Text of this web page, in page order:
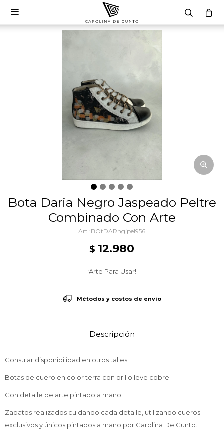

Bota Daria Negro Jaspeado Peltre
Combinado Con Arte
BOtDARngjpel956
$ 12.980
¡Arte Para Usar!
Métodos y costos de envío
Descripción
Consular disponibilidad en otros talles.
Botas de cuero en color terra con brillo leve cobre.
Con detalle de arte pintado a mano.
Zapatos realizados cuidando cada detalle, utilizando cueros
exclusivos y únicos pintados a mano por Carolina De Cunto.